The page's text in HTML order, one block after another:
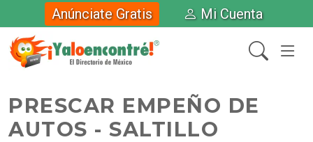
Anúnciate Gratis Mi Cuenta
PRESCAR EMPEÑO DE
AUTOS - SALTILLO